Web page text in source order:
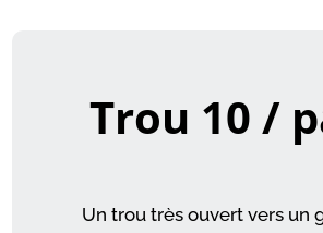
Trou 10 /
Un trou très ouvert vers un